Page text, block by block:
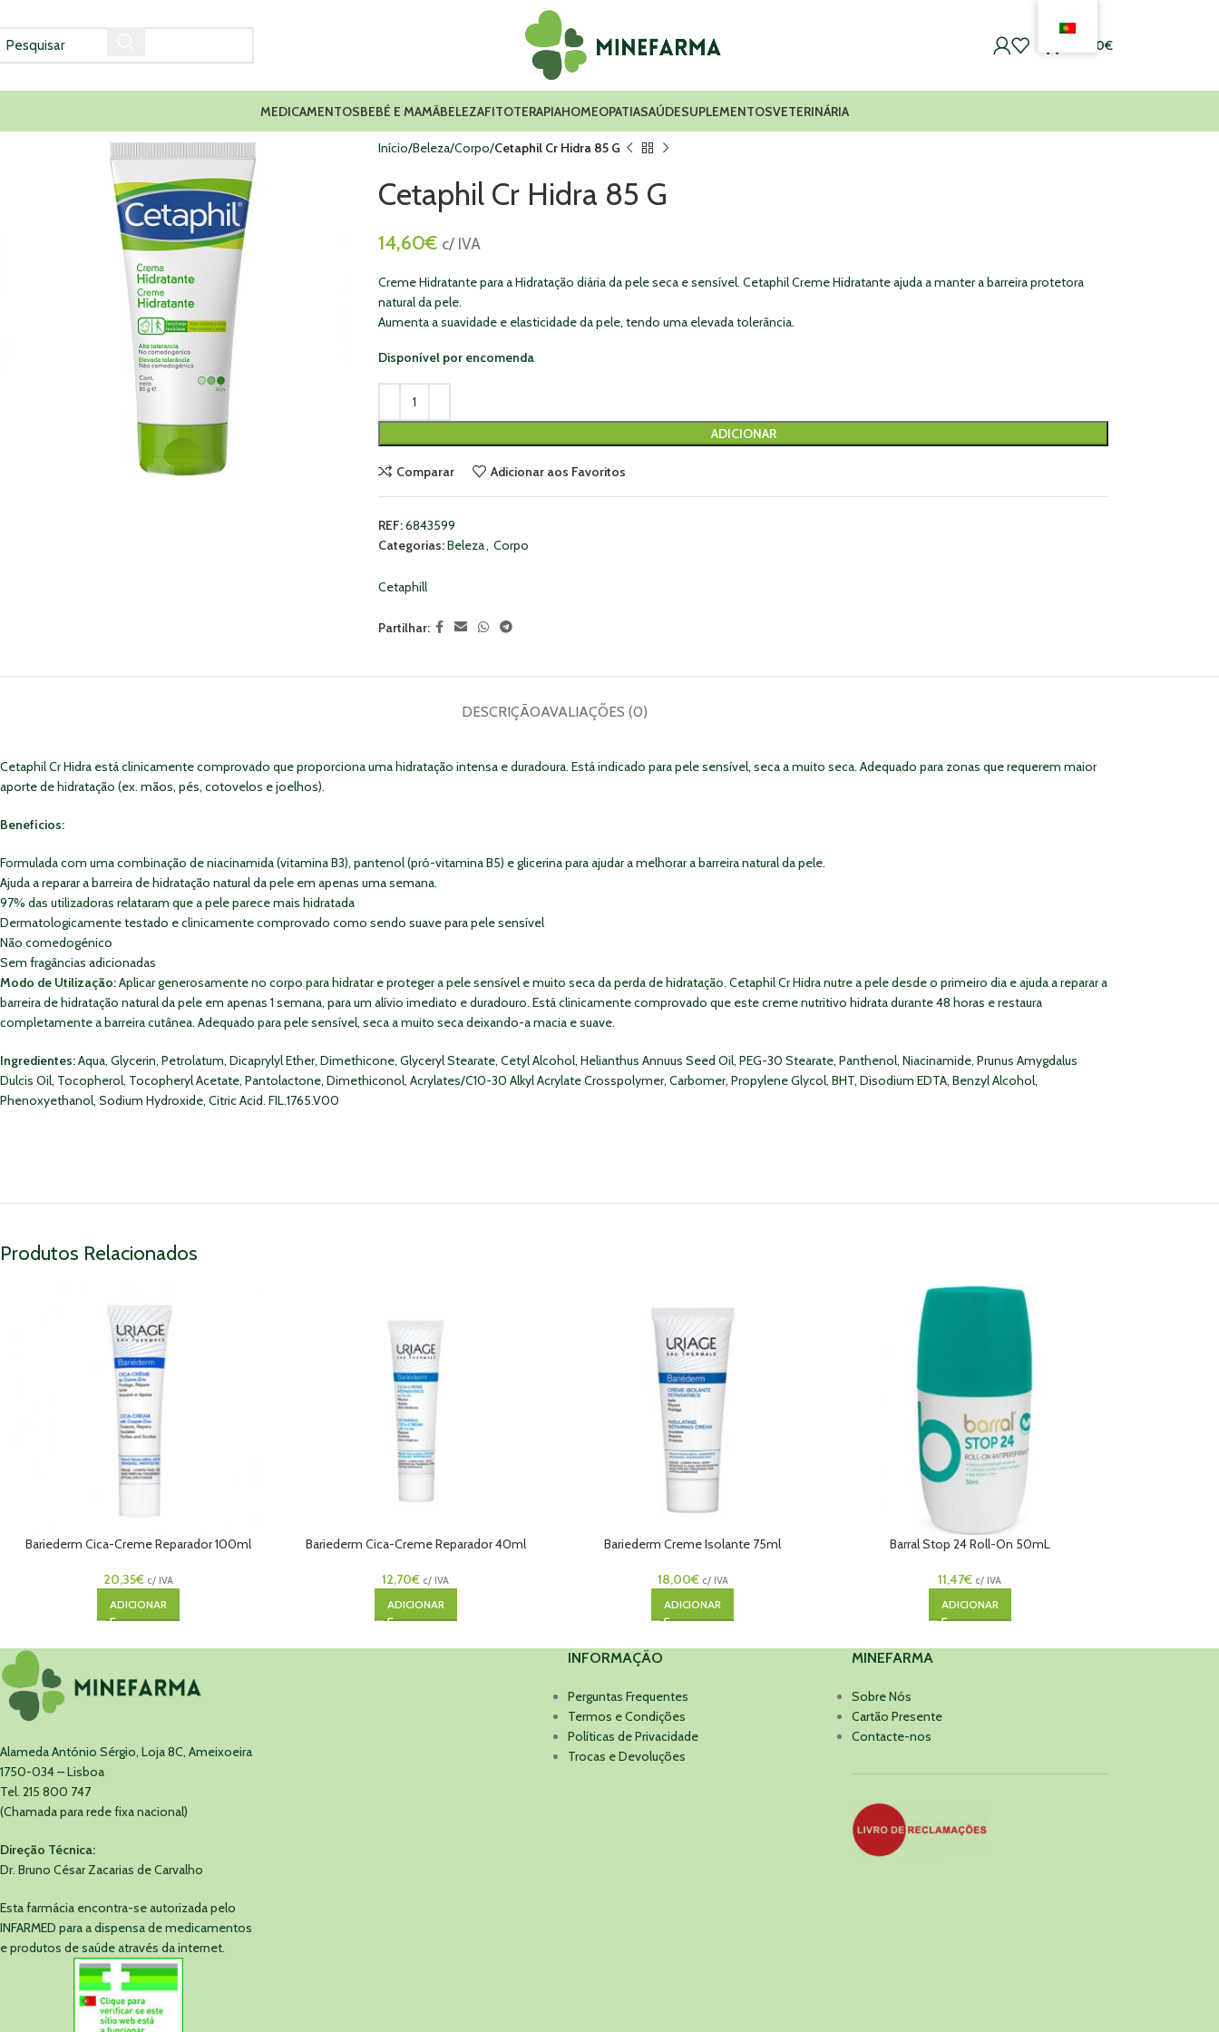
0,00€
MEDICAMENTOSBEBÉ E MAMÃBELEZAFITOTERAPIAHOMEOPATIASAÚDESUPLEMENTOSVETERINÁRIA
Início Beleza Corpo Cetaphil Cr Hidra 85 G
Cetaphil Cr Hidra 85 G
14,60€ c/ IVA
Creme Hidratante para a Hidratação diária da pele seca e sensível. Cetaphil Creme Hidratante ajuda a manter a barreira protetora
natural da pele.
Aumenta a suavidade e elasticidade da pele, tendo uma elevada tolerância.
Disponível por encomenda
ADICIONAR
Comparar Adicionar aos Favoritos
REF:6843599
Categorias:Beleza, Corpo
Cetaphill
Partilhar:
DESCRIÇÃOAVALIAÇÕES (0)
Cetaphil Cr Hidra está clinicamente comprovado que proporciona uma hidratação intensa e duradoura. Está indicado para pele sensível, seca a muito seca. Adequado para zonas que requerem maior
aporte de hidratação (ex. mãos, pés, cotovelos e joelhos).
Benefícios:
Formulada com uma combinação de niacinamida (vitamina B3), pantenol (pró-vitamina B5) e glicerina para ajudar a melhorar a barreira natural da pele.
Ajuda a reparar a barreira de hidratação natural da pele em apenas uma semana.
97% das utilizadoras relataram que a pele parece mais hidratada
Dermatologicamente testado e clinicamente comprovado como sendo suave para pele sensível
Não comedogénico
Sem fragâncias adicionadas
Modo de Utilização:Aplicar generosamente no corpo para hidratar e proteger a pele sensível e muito seca da perda de hidratação. Cetaphil Cr Hidra nutre a pele desde o primeiro dia e ajuda a reparar a
barreira de hidratação natural da pele em apenas 1 semana, para um alívio imediato e duradouro. Está clinicamente comprovado que este creme nutritivo hidrata durante 48 horas e restaura
completamente a barreira cutânea. Adequado para pele sensível, seca a muito seca deixando-a macia e suave.
Ingredientes:Aqua, Glycerin, Petrolatum, Dicaprylyl Ether, Dimethicone, Glyceryl Stearate, Cetyl Alcohol, Helianthus Annuus Seed Oil, PEG-30 Stearate, Panthenol, Niacinamide, Prunus Amygdalus
Dulcis Oil, Tocopherol, Tocopheryl Acetate, Pantolactone, Dimethiconol, Acrylates/C10-30 Alkyl Acrylate Crosspolymer, Carbomer, Propylene Glycol, BHT, Disodium EDTA, Benzyl Alcohol,
Phenoxyethanol, Sodium Hydroxide, Citric Acid. FIL.1765.V00
Produtos Relacionados
Bariederm Cica-Creme Reparador 100ml
20,35€ c/ IVA
ADICIONAR
Bariederm Cica-Creme Reparador 40ml
12,70€ c/ IVA
ADICIONAR
Bariederm Creme Isolante 75ml
18,00€ c/ IVA
ADICIONAR
Barral Stop 24 Roll-On 50mL
11,47€ c/ IVA
ADICIONAR
Alameda António Sérgio, Loja 8C, Ameixoeira
1750-034 – Lisboa
Tel. 215 800 747
(Chamada para rede fixa nacional)
Direção Técnica:
Dr. Bruno César Zacarias de Carvalho
Esta farmácia encontra-se autorizada pelo
INFARMED para a dispensa de medicamentos
e produtos de saúde através da internet.
INFORMAÇÃO
Perguntas Frequentes
Termos e Condições
Políticas de Privacidade
Trocas e Devoluções
MINEFARMA
Sobre Nós
Cartão Presente
Contacte-nos